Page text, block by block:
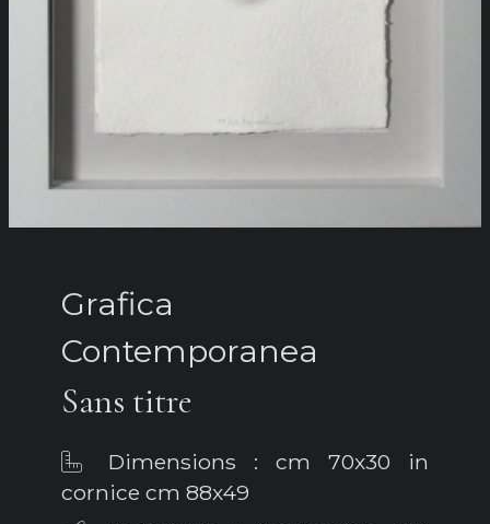
Grafica
Contemporanea
Sans titre
Dimensions : cm 70x30 in
cornice cm 88x49